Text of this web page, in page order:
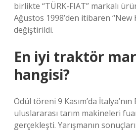
birlikte “TÜRK-FIAT” markalı
Ağustos 1998’den itibaren
değiştirildi.
En iyi traktör
hangisi?
Ödül töreni 9 Kasım’da
uluslararası tarım makineleri
gerçekleşti. Yarışmanın